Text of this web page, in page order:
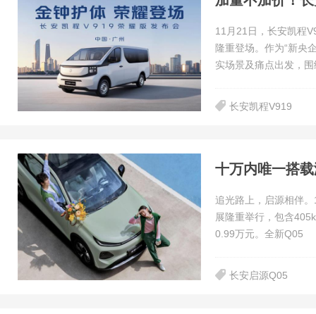
11月21日，长安凯程
隆重登场。作为“新央
实场景及痛点出发，围
长安凯程V919
追光路上，启源相伴
展隆重举行，包含
0.99万元。全新Q05
长安启源Q05